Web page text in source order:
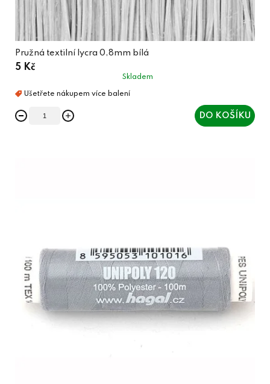
Pružná textilní lycra 0,8mm bílá
5 Kč
Skladem
DO KOŠÍKU